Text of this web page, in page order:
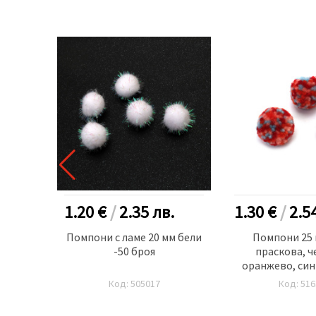
1.20 €/2.35лв.
Помпони с ламе 20 мм бели
-50 броя
Код: 505017
1.30 €/
Помпони 25
праскова,
оранжево,
Код: